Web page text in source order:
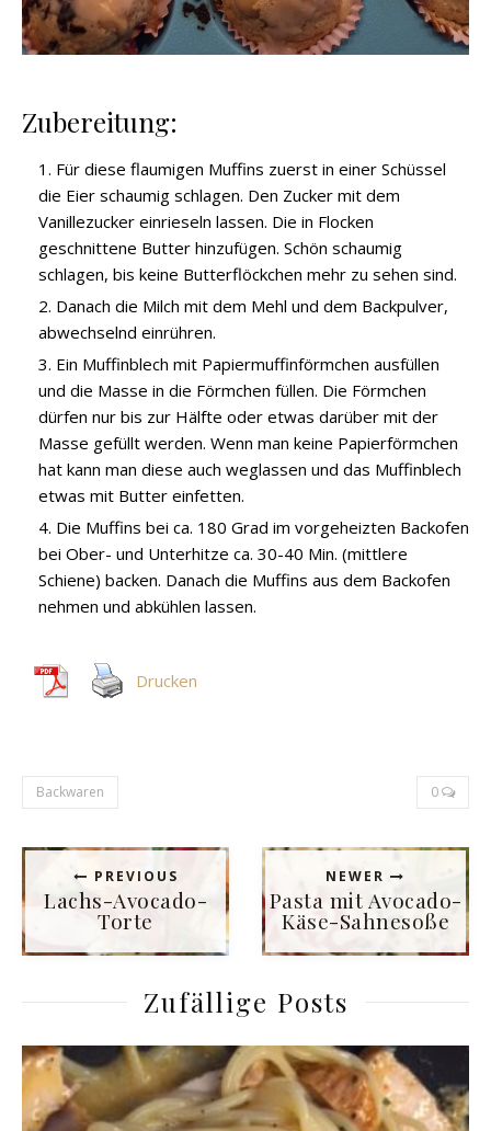
Zubereitung:
Für diese flaumigen Muffins zuerst in einer Schüssel
die Eier schaumig schlagen. Den Zucker mit dem
Vanillezucker einrieseln lassen. Die in Flocken
geschnittene Butter hinzufügen. Schön schaumig
schlagen, bis keine Butterflöckchen mehr zu sehen sind.
Danach die Milch mit dem Mehl und dem Backpulver,
abwechselnd einrühren.
Ein Muffinblech mit Papiermuffinförmchen ausfüllen
und die Masse in die Förmchen füllen. Die Förmchen
dürfen nur bis zur Hälfte oder etwas darüber mit der
Masse gefüllt werden. Wenn man keine Papierförmchen
hat kann man diese auch weglassen und das Muffinblech
etwas mit Butter einfetten.
Die Muffins bei ca. 180 Grad im vorgeheizten Backofen
bei Ober- und Unterhitze ca. 30-40 Min. (mittlere
Schiene) backen. Danach die Muffins aus dem Backofen
nehmen und abkühlen lassen.
Drucken
Backwaren 0
PREVIOUS
Lachs-Avocado-
Torte
NEWER
Pasta mit Avocado-
Käse-Sahnesoße
Zufällige Posts